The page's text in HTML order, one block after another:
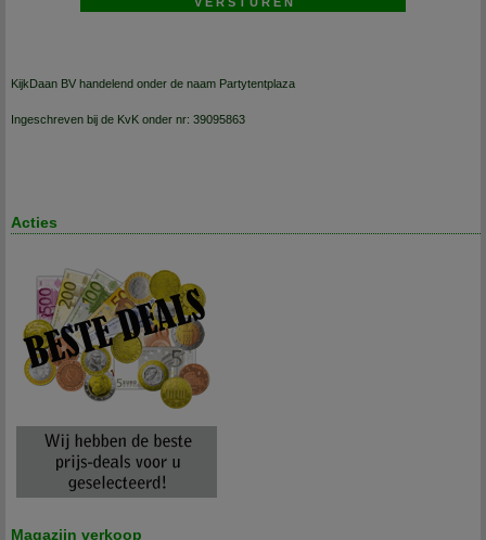
KijkDaan BV handelend onder de naam Partytentplaza
Ingeschreven bij de KvK onder nr: 39095863
Acties
Magazijn verkoop